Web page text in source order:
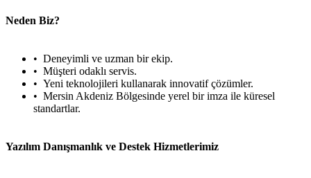
Neden Biz?
Deneyimli ve uzman bir ekip.
Müşteri odaklı servis.
Yeni teknolojileri kullanarak innovatif çözümler.
Mersin Akdeniz Bölgesinde yerel bir imza ile küresel
standartlar.
Yazılım Danışmanlık ve Destek Hizmetlerimiz